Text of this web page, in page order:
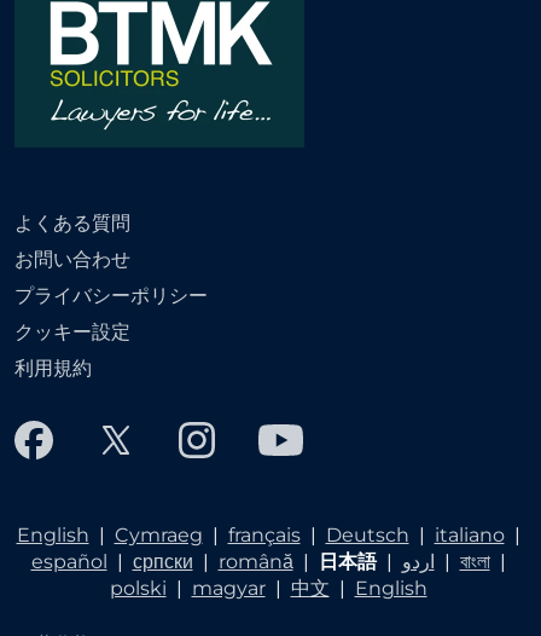
よくある質問
お問い合わせ
プライバシーポリシー
クッキー設定
利用規約
English | Cymraeg | français| Deutsch | italiano|
español | српски | română| 日本語| اردو | বাংলা|
polski | magyar| 中文 | English